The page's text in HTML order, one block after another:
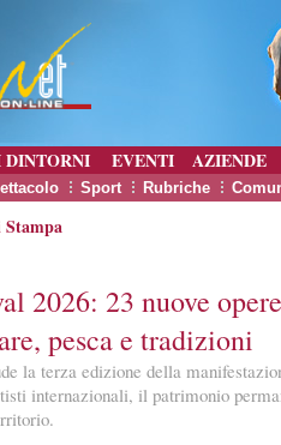
DINTORNI EVENTI AZIENDE
Sport Rubriche
2026: 23 nuove
pesca e tradizioni
la terza edizione della
internazionali, il patrimonio